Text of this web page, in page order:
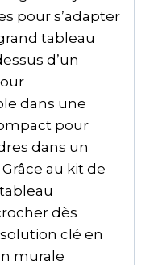
pour s’adapter
tableau
d’un
dans une
pour
dans un
au kit de
dès
clé en
murale